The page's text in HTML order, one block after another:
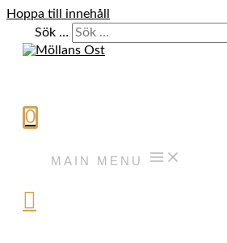
Hoppa till innehåll
Sök …
0
MAIN MENU